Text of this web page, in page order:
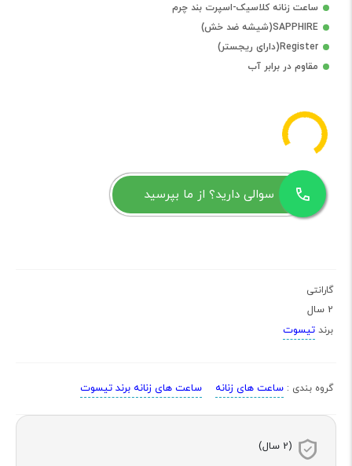
ساعت زنانه کلاسیک-اسپرت بند چرم
SAPPHIRE(شیشه ضد خش)
Register(دارای ریجستر)
مقاوم در برابر آب
سوالی دارید؟ از ما بپرسید
گارانتی
2 سال
برند تیسوت
گروه بندی : ساعت های زنانه ساعت های زنانه برند تیسوت
(2 سال)